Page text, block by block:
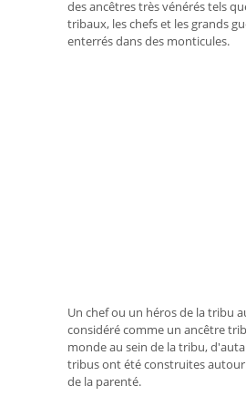
des ancêtres très vénérés tels
tribaux, les chefs et les grands
enterrés dans des monticules.
Un chef ou un héros de la tribu
considéré comme un ancêtre
monde au sein de la tribu,
tribus ont été construites
de la parenté.